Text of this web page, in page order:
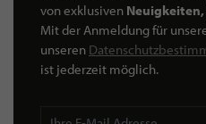
von exklusiven Neuigkeiten,
Mit der Anmeldung für
unseren
ist jederzeit möglich.